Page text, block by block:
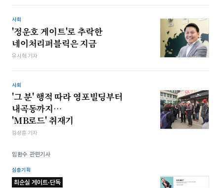
사회
'정운호 게이트'로 추락한
네이처리퍼블릭은 지금
유시혁 기자
사회
'그 분' 행적 따라 영포빌딩부터
내곡동까지…
'MB로드' 취재기
김상훈 기자
임환수 관련기사
심층기획
최순실 게이트·단독